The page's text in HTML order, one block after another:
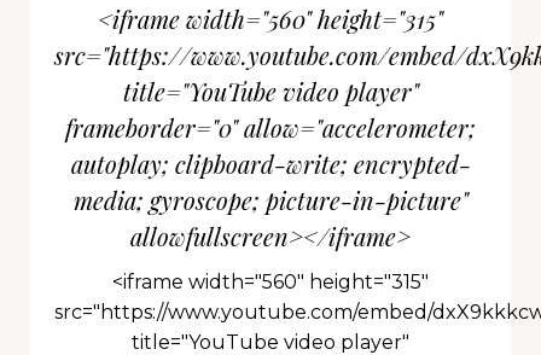
<iframe width="560" height="315"
src="https://www.youtube.com/embed/
title="YouTube video player"
frameborder="0" allow="accelerometer;
autoplay; clipboard-write; encrypted-
media; gyroscope; picture-in-picture"
allowfullscreen></iframe>
<iframe width="560" height="315"
src="https://www.youtube.com/embed/
title="YouTube video player"